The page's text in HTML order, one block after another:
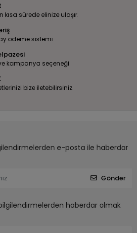
kısa sürede elinize ulaşır.
ödeme sistemi
kampanya seçeneği
bize iletebilirsiniz.
e-posta ile haberdar
Gönder
haberdar olmak